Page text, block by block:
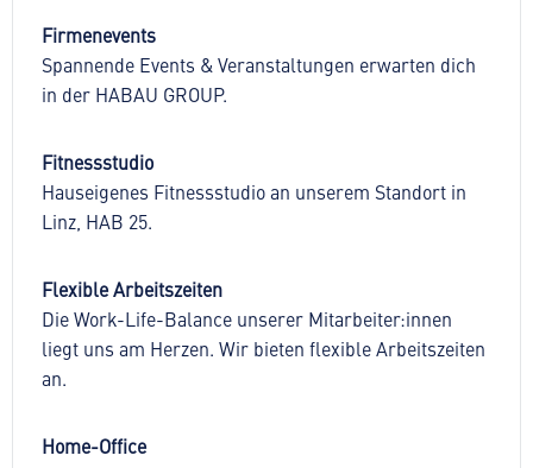
Firmenevents
Spannende Events & Veranstaltungen erwarten dich
in der HABAU GROUP.
Fitnessstudio
Hauseigenes Fitnessstudio an unserem Standort in
Linz, HAB 25.
Flexible Arbeitszeiten
Die Work-Life-Balance unserer Mitarbeiter:innen
liegt uns am Herzen. Wir bieten flexible Arbeitszeiten
an.
Home-Office